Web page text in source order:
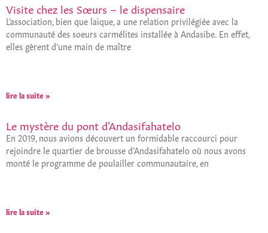
Visite chez les Sœurs – le dispensaire
L’association, bien que laïque, a une relation privilégiée avec la
communauté des soeurs carmélites installée à Andasibe. En effet,
elles gèrent d’une main de maître
lire la suite »
Le mystère du pont d’Andasifahatelo
En 2019, nous avions découvert un formidable raccourci pour
rejoindre le quartier de brousse d’Andasifahatelo où nous avons
monté le programme de poulailler communautaire, en
lire la suite »